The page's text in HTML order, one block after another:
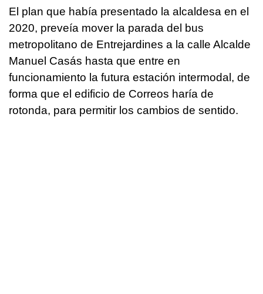
El plan que había presentado la alcaldesa en el
2020, preveía mover la parada del bus
metropolitano de Entrejardines a la calle Alcalde
Manuel Casás hasta que entre en
funcionamiento la futura estación intermodal, de
forma que el edificio de Correos haría de
rotonda, para permitir los cambios de sentido.